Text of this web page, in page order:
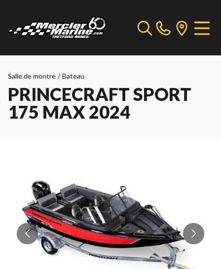
Salle de montre / Bateau
PRINCECRAFT SPORT
175 MAX 2024